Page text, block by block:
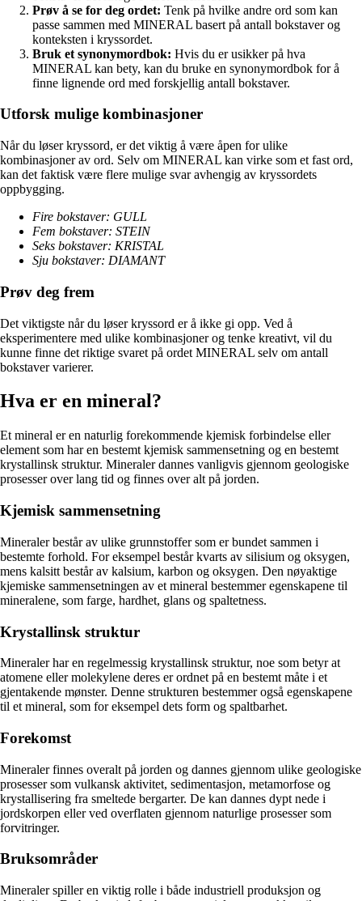
Prøv å se for deg ordet: Tenk på hvilke andre ord som kan
passe sammen med MINERAL basert på antall bokstaver og
konteksten i kryssordet.
Bruk et synonymordbok: Hvis du er usikker på hva
MINERAL kan bety, kan du bruke en synonymordbok for å
finne lignende ord med forskjellig antall bokstaver.
Utforsk mulige kombinasjoner
Når du løser kryssord, er det viktig å være åpen for ulike
kombinasjoner av ord. Selv om MINERAL kan virke som et fast ord,
kan det faktisk være flere mulige svar avhengig av kryssordets
oppbygging.
Fire bokstaver: GULL
Fem bokstaver: STEIN
Seks bokstaver: KRISTAL
Sju bokstaver: DIAMANT
Prøv deg frem
Det viktigste når du løser kryssord er å ikke gi opp. Ved å
eksperimentere med ulike kombinasjoner og tenke kreativt, vil du
kunne finne det riktige svaret på ordet MINERAL selv om antall
bokstaver varierer.
Hva er en mineral?
Et mineral er en naturlig forekommende kjemisk forbindelse eller
element som har en bestemt kjemisk sammensetning og en bestemt
krystallinsk struktur. Mineraler dannes vanligvis gjennom geologiske
prosesser over lang tid og finnes over alt på jorden.
Kjemisk sammensetning
Mineraler består av ulike grunnstoffer som er bundet sammen i
bestemte forhold. For eksempel består kvarts av silisium og oksygen,
mens kalsitt består av kalsium, karbon og oksygen. Den nøyaktige
kjemiske sammensetningen av et mineral bestemmer egenskapene til
mineralene, som farge, hardhet, glans og spaltetness.
Krystallinsk struktur
Mineraler har en regelmessig krystallinsk struktur, noe som betyr at
atomene eller molekylene deres er ordnet på en bestemt måte i et
gjentakende mønster. Denne strukturen bestemmer også egenskapene
til et mineral, som for eksempel dets form og spaltbarhet.
Forekomst
Mineraler finnes overalt på jorden og dannes gjennom ulike geologiske
prosesser som vulkansk aktivitet, sedimentasjon, metamorfose og
krystallisering fra smeltede bergarter. De kan dannes dypt nede i
jordskorpen eller ved overflaten gjennom naturlige prosesser som
forvitringer.
Bruksområder
Mineraler spiller en viktig rolle i både industriell produksjon og